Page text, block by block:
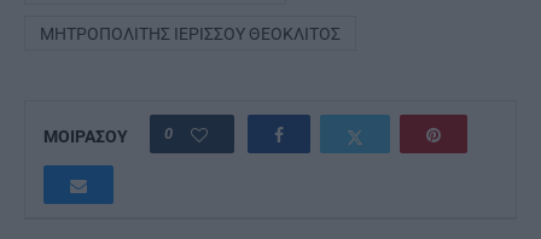
ΜΗΤΡΟΠΟΛΊΤΗΣ ΙΕΡΙΣΣΟΎ ΘΕΌΚΛΙΤΟΣ
ΜΟΙΡΑΣΟΥ 0